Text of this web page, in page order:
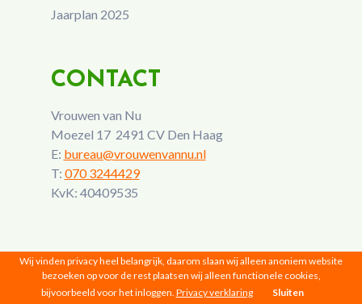
Jaarplan 2025
CONTACT
Vrouwen van Nu
Moezel 17 2491 CV Den Haag
E: bureau@vrouwenvannu.nl
T: 070 3244429
KvK: 40409535
Wij vinden privacy heel belangrijk, daarom slaan wij alleen anoniem website
bezoeken op voor de rest plaatsen wij alleen functionele cookies,
bijvoorbeeld voor het inloggen. Privacy verklaring Sluiten